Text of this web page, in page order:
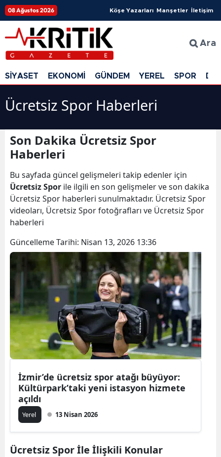
08 Ağustos 2026 Köşe Yazarları Manşetler İletişim
Ara
SİYASET EKONOMİ GÜNDEM YEREL SPOR
Ücretsiz Spor Haberleri
Son Dakika Ücretsiz Spor
Haberleri
Bu sayfada güncel gelişmeleri takip edenler için
Ücretsiz Spor ile ilgili en son gelişmeler ve son dakika
Ücretsiz Spor haberleri sunulmaktadır. Ücretsiz Spor
videoları, Ücretsiz Spor fotoğrafları ve Ücretsiz Spor
haberleri
Güncelleme Tarihi: Nisan 13, 2026 13:36
İzmir’de ücretsiz spor atağı büyüyor:
Kültürpark’taki yeni istasyon hizmete
açıldı
Yerel 13 Nisan 2026
Ücretsiz Spor İle İlişkili Konular